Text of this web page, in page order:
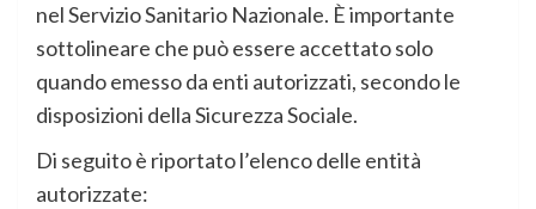
nel Servizio Sanitario Nazionale. È importante
sottolineare che può essere accettato solo
quando emesso da enti autorizzati, secondo le
disposizioni della Sicurezza Sociale.
Di seguito è riportato l’elenco delle entità
autorizzate: